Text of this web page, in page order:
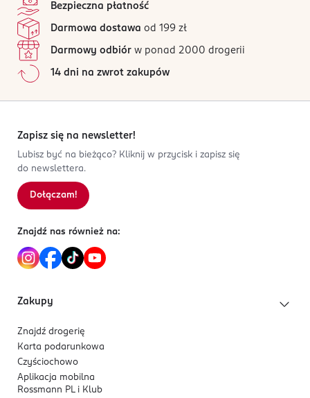
Bezpieczna płatność
Darmowa dostawa od 199 zł
Darmowy odbiór w ponad 2000 drogerii
14 dni na zwrot zakupów
Zapisz się na newsletter!
Lubisz być na bieżąco? Kliknij w przycisk i zapisz się
do newslettera.
Dołączam!
Znajdź nas również na:
Zakupy
Znajdź drogerię
Karta podarunkowa
Czyściochowo
Aplikacja mobilna
Rossmann PL i Klub